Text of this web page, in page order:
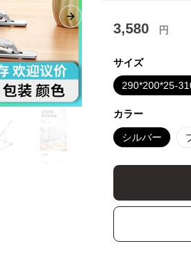
Next slide 3,580 円
サイズ
290*200*25-
カラー
シルバー